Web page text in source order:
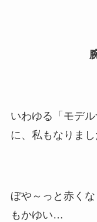
いわゆる「モデ
に、私もなりまし
ぼや～っと赤く
もかゆい…